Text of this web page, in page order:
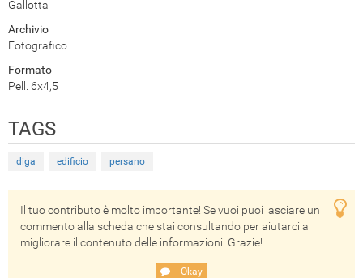
Gallotta
Archivio
Fotografico
Formato
Pell. 6x4,5
TAGS
diga edificio persano
Il tuo contributo è molto importante! Se vuoi puoi lasciare un
commento alla scheda che stai consultando per aiutarci a
migliorare il contenuto delle informazioni. Grazie!
Okay